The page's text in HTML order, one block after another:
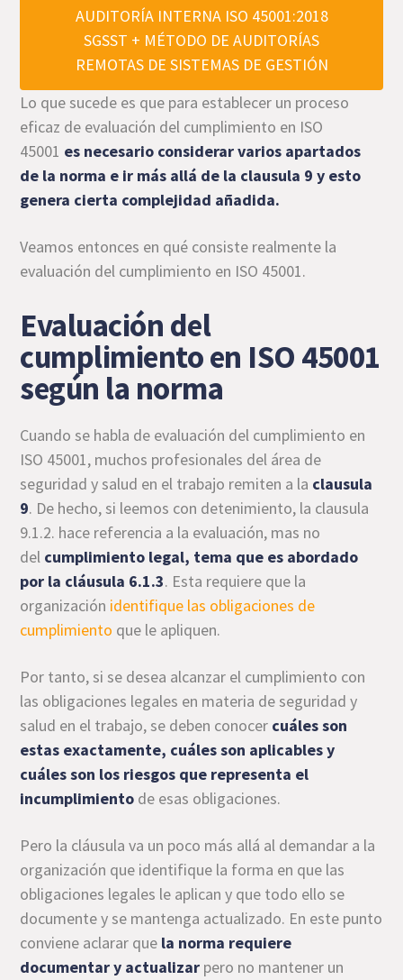
AUDITORÍA INTERNA ISO 45001:2018
SGSST + MÉTODO DE AUDITORÍAS
REMOTAS DE SISTEMAS DE GESTIÓN
Lo que sucede es que para establecer un proceso
eficaz de evaluación del cumplimiento en ISO
45001 es necesario considerar varios apartados
de la norma e ir más allá de la clausula 9 y esto
genera cierta complejidad añadida.
Veamos entonces en qué consiste realmente la
evaluación del cumplimiento en ISO 45001.
Evaluación del
cumplimiento en ISO 45001
según la norma
Cuando se habla de evaluación del cumplimiento en
ISO 45001, muchos profesionales del área de
seguridad y salud en el trabajo remiten a la clausula
9. De hecho, si leemos con detenimiento, la clausula
9.1.2. hace referencia a la evaluación, mas no
del cumplimiento legal, tema que es abordado
por la cláusula 6.1.3. Esta requiere que la
organización identifique las obligaciones de
cumplimiento que le apliquen.
Por tanto, si se desea alcanzar el cumplimiento con
las obligaciones legales en materia de seguridad y
salud en el trabajo, se deben conocer cuáles son
estas exactamente, cuáles son aplicables y
cuáles son los riesgos que representa el
incumplimiento de esas obligaciones.
Pero la cláusula va un poco más allá al demandar a la
organización que identifique la forma en que las
obligaciones legales le aplican y que todo ello se
documente y se mantenga actualizado. En este punto
conviene aclarar que la norma requiere
documentar y actualizar pero no mantener un